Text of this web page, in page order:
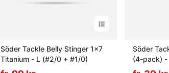
Söder Tackle Belly Stinger 1x7
Titanium - L (#2/0 + #1/0)
Söder
(4-pack) -